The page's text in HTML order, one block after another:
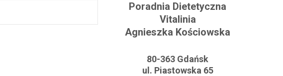
Poradnia Dietetyczna
Vitalinia
Agnieszka Kościowska
80-363 Gdańsk
ul. Piastowska 65